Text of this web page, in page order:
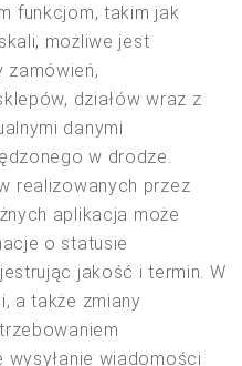
funkcjom, takim jak
możliwe jest
zamówień,
działów wraz z
danymi
w drodze.
realizowanych przez
aplikacja może
o statusie
jakość i termin. W
a także zmiany
wysyłanie wiadomości